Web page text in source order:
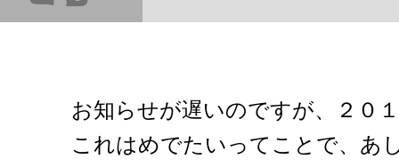
お知らせが遅いのですが、２０
これはめでたいってことで、あ